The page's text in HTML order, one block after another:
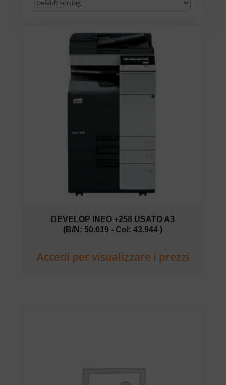
DEVELOP INEO +258 USATO A3
(B/N: 50.619 - Col: 43.944 )
Accedi per visualizzare i prezzi